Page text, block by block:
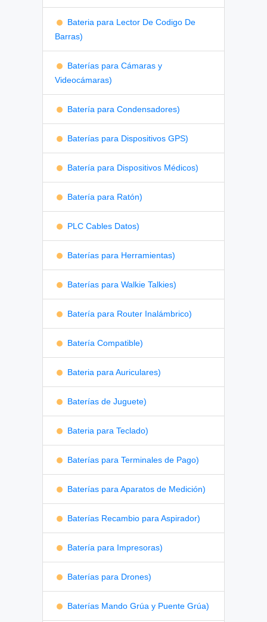
Bateria para Lector De Codigo De
Barras)
Baterías para Cámaras y
Videocámaras)
Batería para Condensadores)
Baterías para Dispositivos GPS)
Batería para Dispositivos Médicos)
Batería para Ratón)
PLC Cables Datos)
Baterías para Herramientas)
Baterías para Walkie Talkies)
Batería para Router Inalámbrico)
Batería Compatible)
Bateria para Auriculares)
Baterías de Juguete)
Bateria para Teclado)
Baterías para Terminales de Pago)
Baterías para Aparatos de Medición)
Baterías Recambio para Aspirador)
Batería para Impresoras)
Baterías para Drones)
Baterías Mando Grúa y Puente Grúa)